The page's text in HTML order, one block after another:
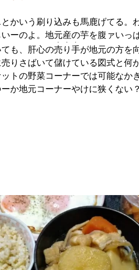
かいう刷り込みも馬鹿げてる。
ーのよ。地元産の芋を腹ァいっ
も、肝心の売り手
・・・
が地元の方を
りさばいて儲けている図式と何
トの野菜コーナーでは可能なか
か地元コーナーやけに狭くない？